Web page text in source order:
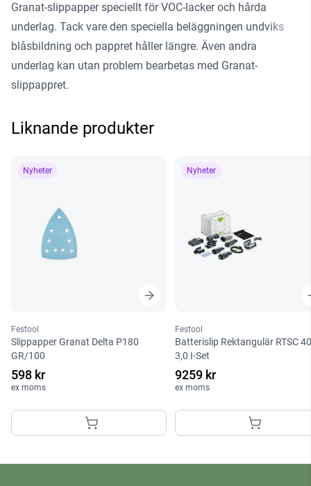
Granat-slippapper speciellt för VOC-lacker och hårda
underlag. Tack vare den speciella beläggningen undviks
blåsbildning och pappret håller längre. Även andra
underlag kan utan problem bearbetas med Granat-
slippappret.
Liknande produkter
Nyheter
Festool
Slippapper Granat Delta P180
GR/100
598 kr
ex moms
Nyheter
Festool
Batterislip Rektangulär RTSC
3,0 I-Set
9259 kr
ex moms